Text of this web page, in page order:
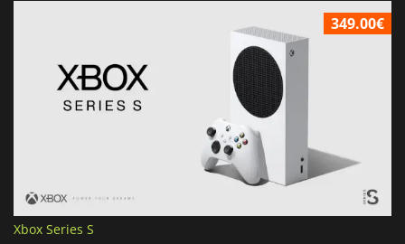
349.00€
Xbox Series S